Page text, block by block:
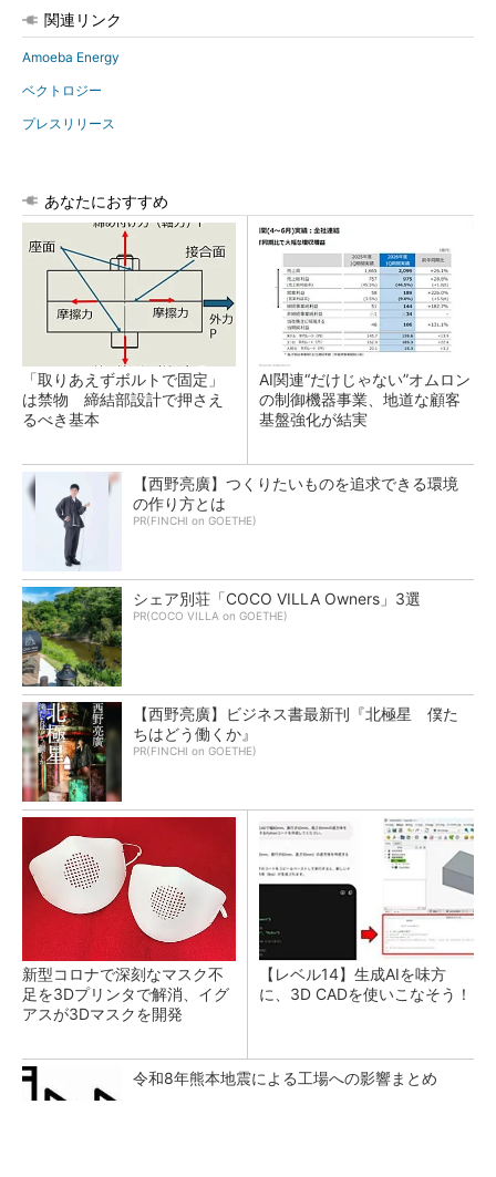
関連リンク
Amoeba Energy
ベクトロジー
プレスリリース
あなたにおすすめ
「取りあえずボルトで固定」
は禁物 締結部設計で押さえ
るべき基本
AI関連“だけじゃない”オムロン
の制御機器事業、地道な顧客
基盤強化が結実
【西野亮廣】つくりたいものを追求できる環境
の作り方とは
PR(FINCHI on GOETHE)
シェア別荘「COCO VILLA Owners」3選
PR(COCO VILLA on GOETHE)
【西野亮廣】ビジネス書最新刊『北極星 僕た
ちはどう働くか』
PR(FINCHI on GOETHE)
新型コロナで深刻なマスク不
足を3Dプリンタで解消、イグ
アスが3Dマスクを開発
【レベル14】生成AIを味方
に、3D CADを使いこなそう！
令和8年熊本地震による工場への影響まとめ